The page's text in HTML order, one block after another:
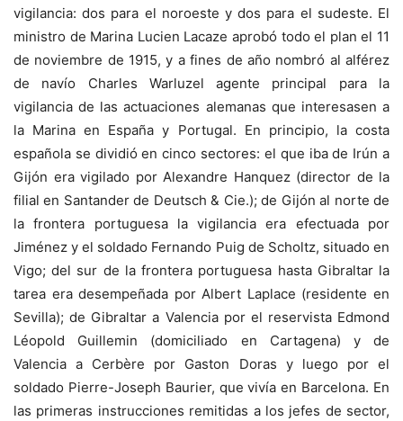
vigilancia: dos para el noroeste y dos para el sudeste. El
ministro de Marina Lucien Lacaze aprobó todo el plan el 11
de noviembre de 1915, y a fines de año nombró al alférez
de navío Charles Warluzel agente principal para la
vigilancia de las actuaciones alemanas que interesasen a
la Marina en España y Portugal. En principio, la costa
española se dividió en cinco sectores: el que iba de Irún a
Gijón era vigilado por Alexandre Hanquez (director de la
filial en Santander de Deutsch & Cie.); de Gijón al norte de
la frontera portuguesa la vigilancia era efectuada por
Jiménez y el soldado Fernando Puig de Scholtz, situado en
Vigo; del sur de la frontera portuguesa hasta Gibraltar la
tarea era desempeñada por Albert Laplace (residente en
Sevilla); de Gibraltar a Valencia por el reservista Edmond
Léopold Guillemin (domiciliado en Cartagena) y de
Valencia a Cerbère por Gaston Doras y luego por el
soldado Pierre-Joseph Baurier, que vivía en Barcelona. En
las primeras instrucciones remitidas a los jefes de sector,